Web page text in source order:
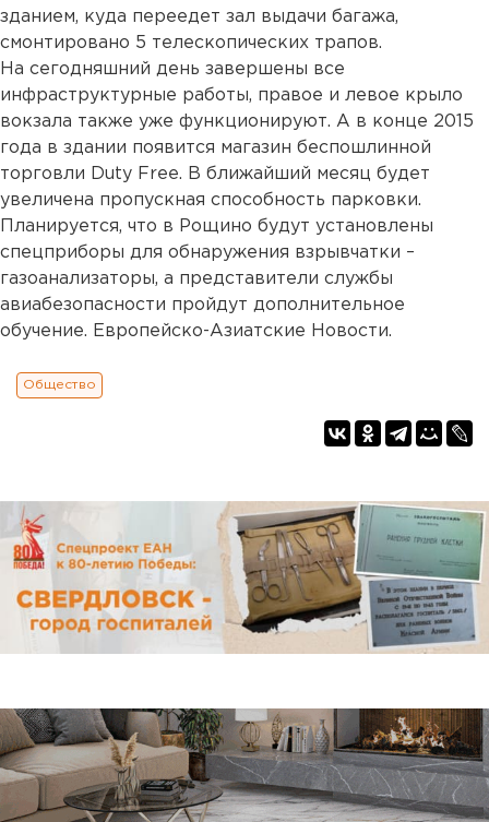
зданием, куда переедет зал выдачи багажа,
смонтировано 5 телескопических трапов.
На сегодняшний день завершены все
инфраструктурные работы, правое и левое крыло
вокзала также уже функционируют. А в конце 2015
года в здании появится магазин беспошлинной
торговли Duty Free. В ближайший месяц будет
увеличена пропускная способность парковки.
Планируется, что в Рощино будут установлены
спецприборы для обнаружения взрывчатки –
газоанализаторы, а представители службы
авиабезопасности пройдут дополнительное
обучение. Европейско-Азиатские Новости.
Общество